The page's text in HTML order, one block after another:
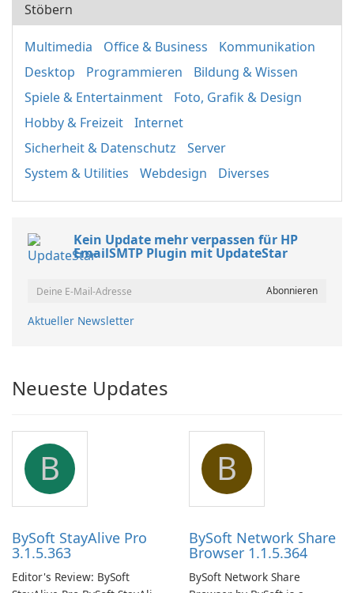
Stöbern
Multimedia Office & Business
Kommunikation
Desktop
Programmieren
Bildung & Wissen
Spiele & Entertainment
Foto, Grafik & Design
Hobby & Freizeit
Internet
Sicherheit & Datenschutz
Server
System & Utilities
Webdesign Diverses
Kein Update mehr verpassen für HP
EmailSMTP Plugin mit UpdateStar
Aktueller Newsletter
Neueste Updates
B
BySoft StayAlive Pro
3.1.5.363
Editor's Review: BySoft
B
BySoft Network Share
Browser 1.1.5.364
BySoft Network Share